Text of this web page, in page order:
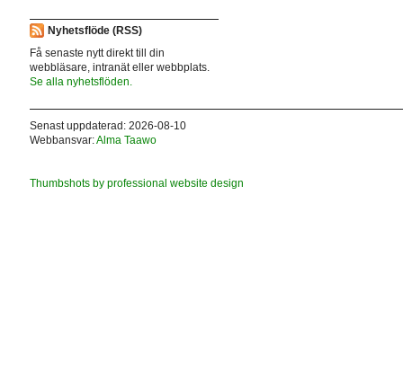
Nyhetsflöde (RSS)
Få senaste nytt direkt till din
webbläsare, intranät eller webbplats.
Se alla nyhetsflöden.
Senast uppdaterad: 2026-08-10
Webbansvar:Alma Taawo
Thumbshots by professional website design